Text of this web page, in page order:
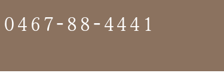
0467-88-4441